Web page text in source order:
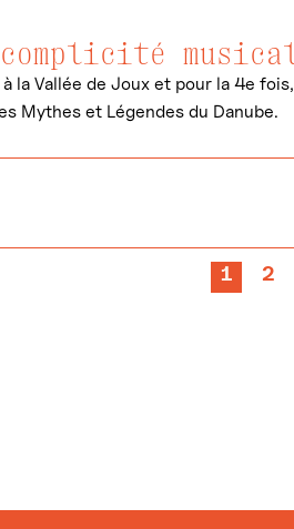
la Vallée de Joux et pour la 4e
Mythes et Légendes du Danube.
1 2